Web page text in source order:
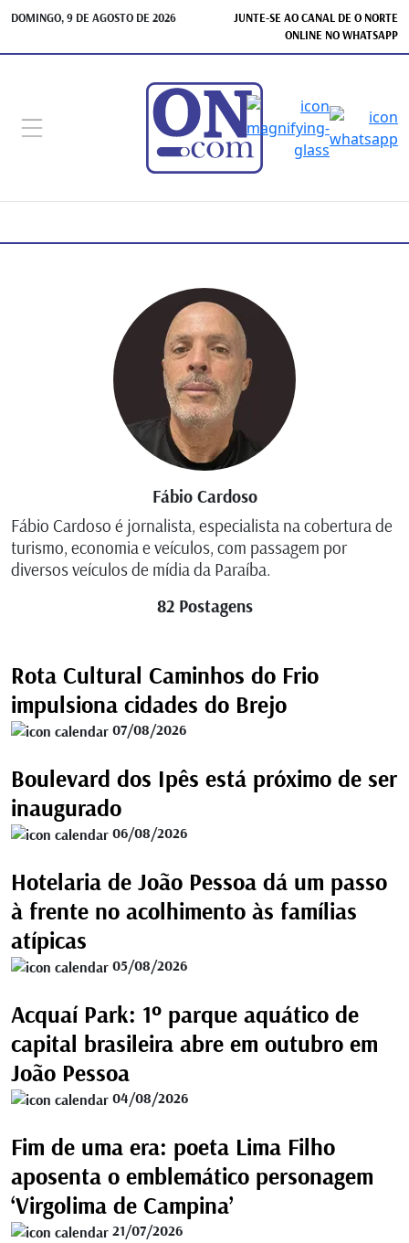
DOMINGO, 9 DE AGOSTO DE 2026
JUNTE-SE AO CANAL DE O NORTE
ONLINE NO WHATSAPP
Fábio Cardoso
Fábio Cardoso é jornalista, especialista na cobertura de
turismo, economia e veículos, com passagem por
diversos veículos de mídia da Paraíba.
82 Postagens
Rota Cultural Caminhos do Frio
impulsiona cidades do Brejo
07/08/2026
Boulevard dos Ipês está próximo de ser
inaugurado
06/08/2026
Hotelaria de João Pessoa dá um passo
à frente no acolhimento às famílias
atípicas
05/08/2026
Acquaí Park: 1º parque aquático de
capital brasileira abre em outubro em
João Pessoa
04/08/2026
Fim de uma era: poeta Lima Filho
aposenta o emblemático personagem
‘Virgolima de Campina’
21/07/2026